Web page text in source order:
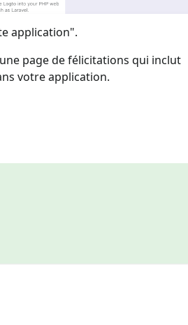
application".
page de félicitations qui inclut
votre application.